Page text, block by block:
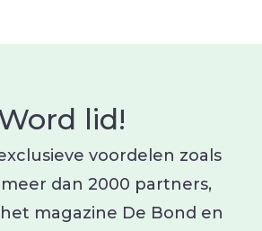
lid!
voordelen zoals
dan 2000 partners,
magazine De Bond en